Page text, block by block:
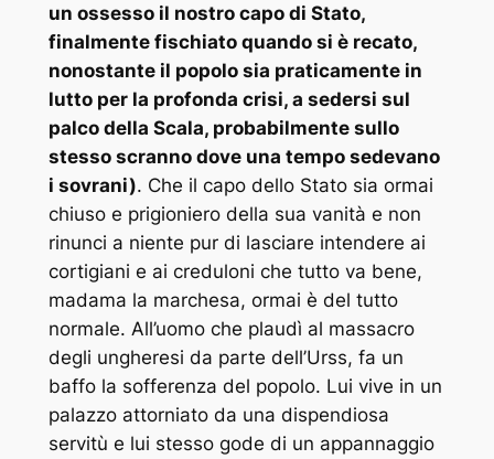
un ossesso il nostro capo di Stato,
finalmente fischiato quando si è recato,
nonostante il popolo sia praticamente in
lutto per la profonda crisi, a sedersi sul
palco della Scala, probabilmente sullo
stesso scranno dove una tempo sedevano
i sovrani). Che il capo dello Stato sia ormai
chiuso e prigioniero della sua vanità e non
rinunci a niente pur di lasciare intendere ai
cortigiani e ai creduloni che tutto va bene,
madama la marchesa, ormai è del tutto
normale. All’uomo che plaudì al massacro
degli ungheresi da parte dell’Urss, fa un
baffo la sofferenza del popolo. Lui vive in un
palazzo attorniato da una dispendiosa
servitù e lui stesso gode di un appannaggio